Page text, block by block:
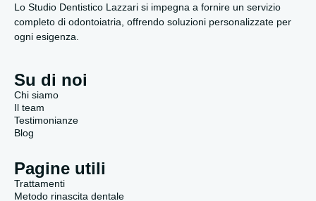
Lo Studio Dentistico Lazzari si impegna a fornire un servizio
completo di odontoiatria, offrendo soluzioni personalizzate per
ogni esigenza.
Su di noi
Chi siamo
Il team
Testimonianze
Blog
Pagine utili
Trattamenti
Metodo rinascita dentale